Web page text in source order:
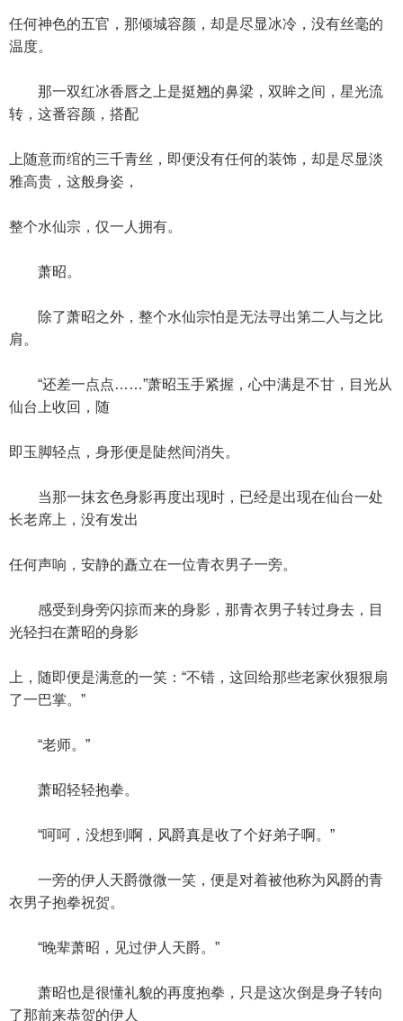
任何神色的五官，那倾城容颜，却是尽显冰冷，没有丝毫的
温度。
那一双红冰香唇之上是挺翘的鼻梁，双眸之间，星光流
转，这番容颜，搭配
上随意而绾的三千青丝，即便没有任何的装饰，却是尽显淡
雅高贵，这般身姿，
整个水仙宗，仅一人拥有。
萧昭。
除了萧昭之外，整个水仙宗怕是无法寻出第二人与之比
肩。
“还差一点点……”萧昭玉手紧握，心中满是不甘，目光从
仙台上收回，随
即玉脚轻点，身形便是陡然间消失。
当那一抹玄色身影再度出现时，已经是出现在仙台一处
长老席上，没有发出
任何声响，安静的矗立在一位青衣男子一旁。
感受到身旁闪掠而来的身影，那青衣男子转过身去，目
光轻扫在萧昭的身影
上，随即便是满意的一笑：“不错，这回给那些老家伙狠狠扇
了一巴掌。”
“老师。”
萧昭轻轻抱拳。
“呵呵，没想到啊，风爵真是收了个好弟子啊。”
一旁的伊人天爵微微一笑，便是对着被他称为风爵的青
衣男子抱拳祝贺。
“晚辈萧昭，见过伊人天爵。”
萧昭也是很懂礼貌的再度抱拳，只是这次倒是身子转向
了那前来恭贺的伊人